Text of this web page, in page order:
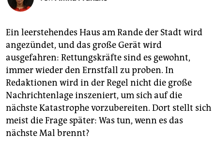
shop
unterstützen
abo
genossenschaft
epaper login
Ein leerstehendes Haus am Rande der Stadt wird
angezündet, und das große Gerät wird
ausgefahren: Rettungskräfte sind es gewohnt,
immer wieder den Ernstfall zu proben. In
Redaktionen wird in der Regel nicht die große
Nachrichtenlage inszeniert, um sich auf die
nächste Katastrophe vorzubereiten. Dort stellt sich
meist die Frage später: Was tun, wenn es das
nächste Mal brennt?